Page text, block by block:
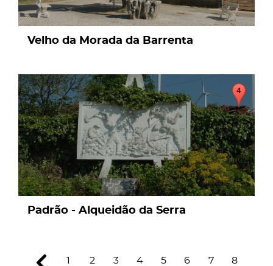
Velho da Morada da Barrenta
page
Padrão - Alqueidão da Serra
1 2 3 4 5 6 7 8